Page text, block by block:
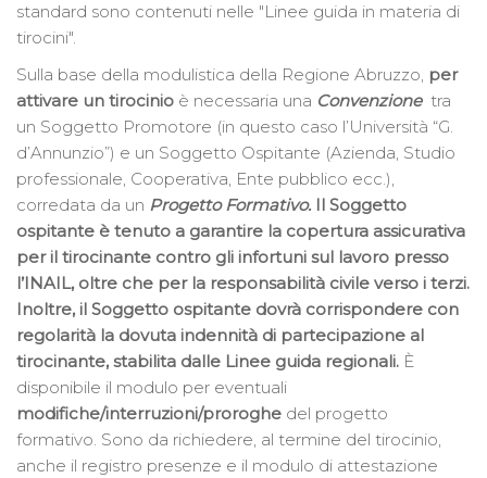
standard sono contenuti nelle "Linee guida in materia di
tirocini".
Sulla base della modulistica della Regione Abruzzo, per
attivare un tirocinio è necessaria una Convenzione tra
un Soggetto Promotore (in questo caso l’Università “G.
d’Annunzio”) e un Soggetto Ospitante (Azienda, Studio
professionale, Cooperativa, Ente pubblico ecc.),
corredata da un Progetto Formativo. Il Soggetto
ospitante è tenuto a garantire la copertura assicurativa
per il tirocinante contro gli infortuni sul lavoro presso
l’INAIL, oltre che per la responsabilità civile verso i terzi.
Inoltre, il Soggetto ospitante dovrà corrispondere con
regolarità la dovuta indennità di partecipazione al
tirocinante, stabilita dalle Linee guida regionali. È
disponibile il modulo per eventuali
modifiche/interruzioni/proroghe del progetto
formativo. Sono da richiedere, al termine del tirocinio,
anche il registro presenze e il modulo di attestazione